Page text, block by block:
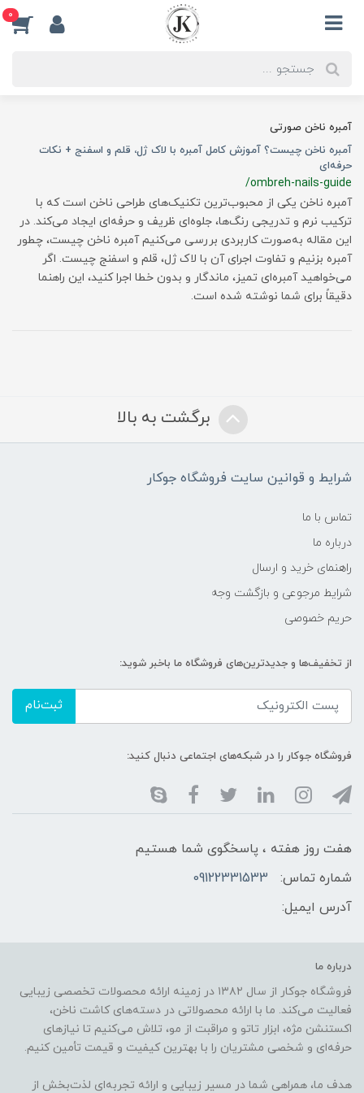
0
آمبره ناخن صورتی
آمبره ناخن چیست؟ آموزش کامل آمبره با لاک ژل، قلم و اسفنج + نکات
حرفه‌ای
/ombreh-nails-guide
آمبره ناخن یکی از محبوب‌ترین تکنیک‌های طراحی ناخن است که با
ترکیب نرم و تدریجی رنگ‌ها، جلوه‌ای ظریف و حرفه‌ای ایجاد می‌کند. در
این مقاله به‌صورت کاربردی بررسی می‌کنیم آمبره ناخن چیست، چطور
آمبره بزنیم و تفاوت اجرای آن با لاک ژل، قلم و اسفنج چیست. اگر
می‌خواهید آمبره‌ای تمیز، ماندگار و بدون خطا اجرا کنید، این راهنما
دقیقاً برای شما نوشته شده است.
برگشت به بالا
شرایط و قوانین سایت فروشگاه جوکار
تماس با ما
درباره ما
راهنمای خرید و ارسال
شرایط مرجوعی و بازگشت وجه
حریم خصوصی
از تخفیف‌ها و جدیدترین‌های فروشگاه ما باخبر شوید:
ثبت‌نام
فروشگاه جوکار را در شبکه‌های اجتماعی دنبال کنید:
هفت روز هفته ، پاسخگوی شما هستیم
شماره تماس:
09122331533
آدرس ایمیل:
درباره ما
فروشگاه جوکار از سال ۱۳۸۲ در زمینه ارائه محصولات تخصصی زیبایی
فعالیت می‌کند. ما با ارائه محصولاتی در دسته‌های کاشت ناخن،
اکستنشن مژه، ابزار تاتو و مراقبت از مو، تلاش می‌کنیم تا نیازهای
حرفه‌ای و شخصی مشتریان را با بهترین کیفیت و قیمت تأمین کنیم.
هدف ما، همراهی شما در مسیر زیبایی و ارائه تجربه‌ای لذت‌بخش از